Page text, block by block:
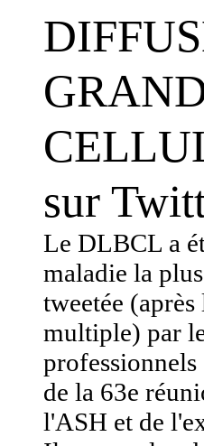
sur
Le DLBCL a
maladie la
tweetée
multiple) par
professionnels
de la 63e
l'ASH et de